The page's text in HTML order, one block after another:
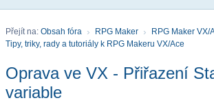
Přejít na: Obsah fóra RPG Maker
RPG Maker VX/
Tipy, triky, rady a tutoriály k RPG Makeru VX/Ace
Oprava ve VX - Přiřazení
variable